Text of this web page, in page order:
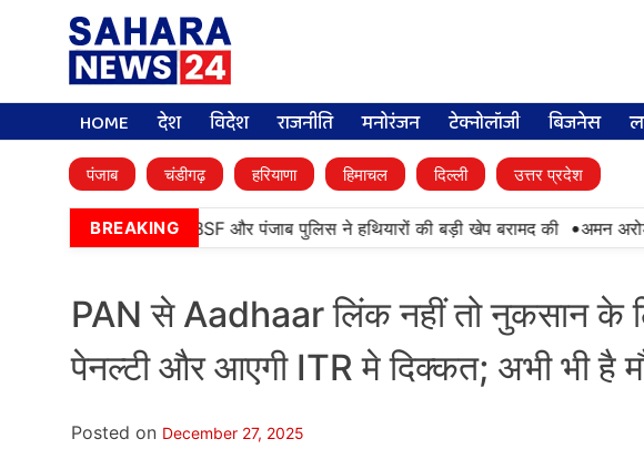
HOME देश विदेश राजनीति मनोरंजन टेक्नोलॉजी बिजनेस
पंजाब चंडीगढ़ हरियाणा हिमाचल दिल्ली उत्तर प्रदेश
BREAKING
में बड़ी कामयाबी, BSF और पंजाब पुलिस ने हथियारों की बड़ी खेप बरामद की •अमन अरोड़ा
PAN से Aadhaar लिंक नहीं तो नुकसान के
पेनल्टी और आएगी ITR मे दिक्कत; अभी भी है
Posted on December 27, 2025